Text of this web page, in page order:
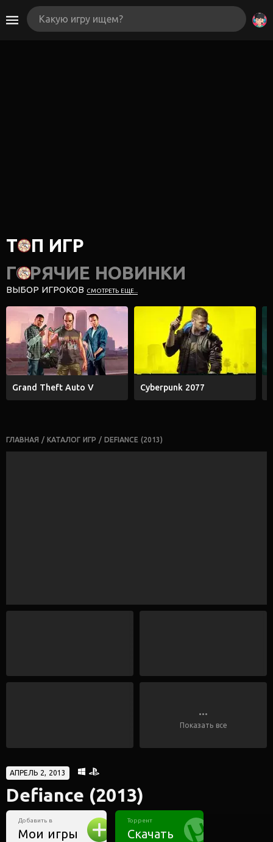
ТОП ИГР
ГОРЯЧИЕ НОВИНКИ
ВЫБОР ИГРОКОВ СМОТРЕТЬ ЕЩЕ...
Grand Theft Auto V Cyberpunk 2077
ГЛАВНАЯ / КАТАЛОГ ИГР / DEFIANCE (2013)
...
Показать все
АПРЕЛЬ 2, 2013
Defiance (2013)
Добавить в
Мои игры
Торрент
Скачать